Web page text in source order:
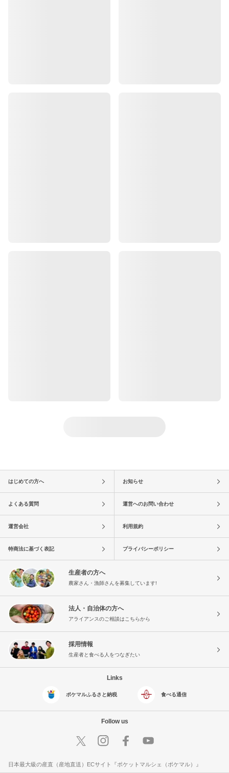
はじめての方へ お知らせ
よくある質問 運営へのお問い合わせ
運営会社 利用規約
特商法に基づく表記 プライバシーポリシー
生産者の方へ
農家さん・漁師さんを募集しています!
法人・自治体の方へ
アライアンスのご相談はこちらから
採用情報
生産者と食べる人をつなぎたい
Links
ポケマルふるさと納税 食べる通信
Follow us
日本最大級の産直（産地直送）ECサイト『ポケットマルシェ（ポケマル）』